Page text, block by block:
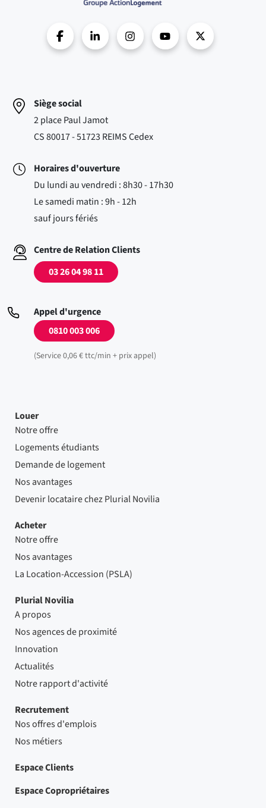
Siège social
2 place Paul Jamot
CS 80017 - 51723 REIMS Cedex
Horaires d'ouverture
Du lundi au vendredi : 8h30 - 17h30
Le samedi matin : 9h - 12h
sauf jours fériés
Centre de Relation Clients
03 26 04 98 11
Appel d'urgence
0810 003 006
(Service 0,06 € ttc/min + prix appel)
Louer
Notre offre
Logements étudiants
Demande de logement
Nos avantages
Devenir locataire chez Plurial Novilia
Acheter
Notre offre
Nos avantages
La Location-Accession (PSLA)
Plurial Novilia
A propos
Nos agences de proximité
Innovation
Actualités
Notre rapport d'activité
Recrutement
Nos offres d'emplois
Nos métiers
Espace Clients
Espace Copropriétaires